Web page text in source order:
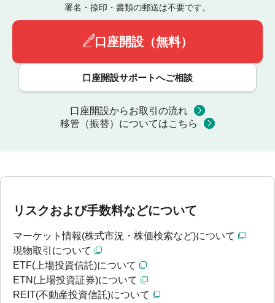
署名・捺印・書類の郵送は不要です。
口座開設（無料）
口座開設サポートへご相談
口座開設からお取引の流れ
移管（振替）についてはこちら
リスクおよび手数料などについて
マーケット情報(株式市況・株価検索など)について
現物取引について
ETF(上場投資信託)について
ETN(上場投資証券)について
REIT(不動産投資信託)について